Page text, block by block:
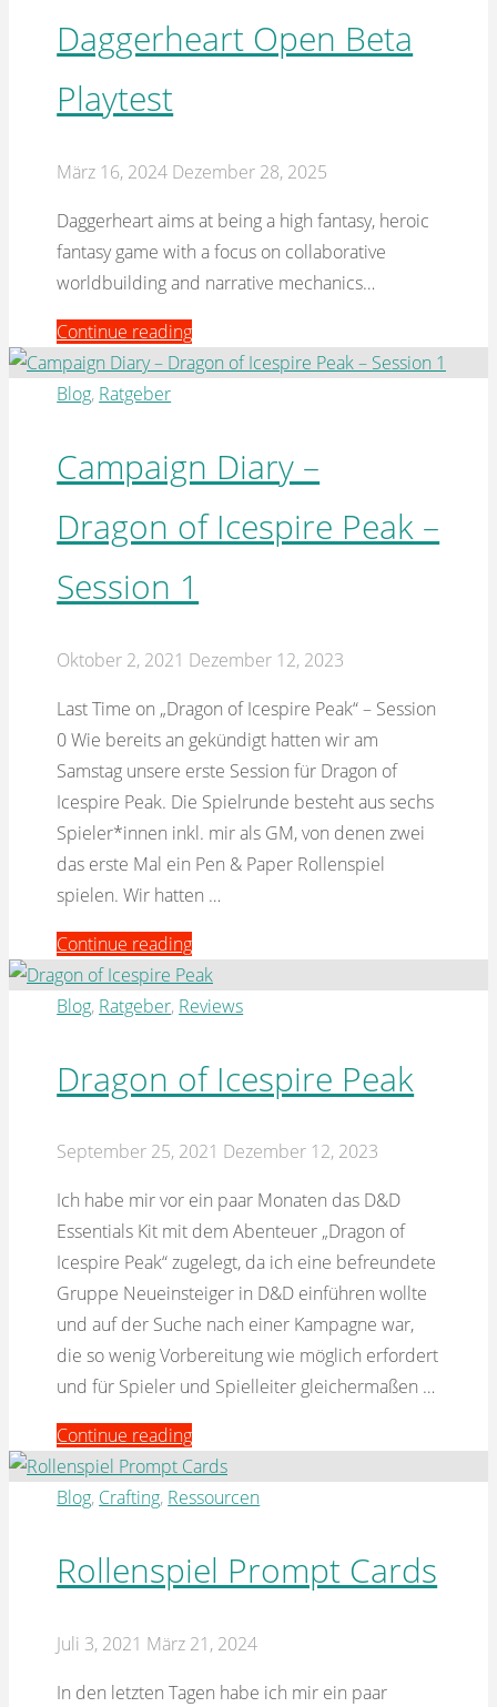
Established
Daggerheart Open Beta
Playtest
März 16, 2024 Dezember 28, 2025
Daggerheart aims at being a high fantasy, heroic
fantasy game with a focus on collaborative
worldbuilding and narrative mechanics…
Continue reading"Daggerheart
Open
Blog, Ratgeber
Campaign Diary –
Dragon of Icespire Peak –
Session 1
Oktober 2, 2021 Dezember 12, 2023
Last Time on „Dragon of Icespire Peak“ – Session
0 Wie bereits an gekündigt hatten wir am
Samstag unsere erste Session für Dragon of
Icespire Peak. Die Spielrunde besteht aus sechs
Spieler*innen inkl. mir als GM, von denen zwei
das erste Mal ein Pen & Paper Rollenspiel
spielen. Wir hatten …
Continue reading"Campaign
Diary
–
of
Icespire
–
Session
1"
Blog, Ratgeber, Reviews
Dragon of Icespire Peak
September 25, 2021 Dezember 12, 2023
Ich habe mir vor ein paar Monaten das D&D
Essentials Kit mit dem Abenteuer „Dragon of
Icespire Peak“ zugelegt, da ich eine befreundete
Gruppe Neueinsteiger in D&D einführen wollte
und auf der Suche nach einer Kampagne war,
die so wenig Vorbereitung wie möglich erfordert
und für Spieler und Spielleiter gleichermaßen …
Continue reading"Dragon
of
Icespire
Blog, Crafting, Ressourcen
Rollenspiel Prompt Cards
Juli 3, 2021 März 21, 2024
In den letzten Tagen habe ich mir ein paar